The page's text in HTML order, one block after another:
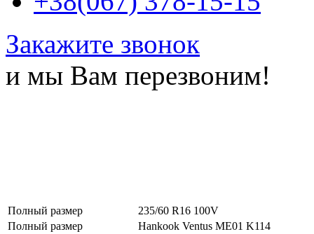
Закажите звонок
и мы Вам перезвоним!
Полный размер
235/60 R16 100V
Полный размер
Hankook Ventus ME01 K114